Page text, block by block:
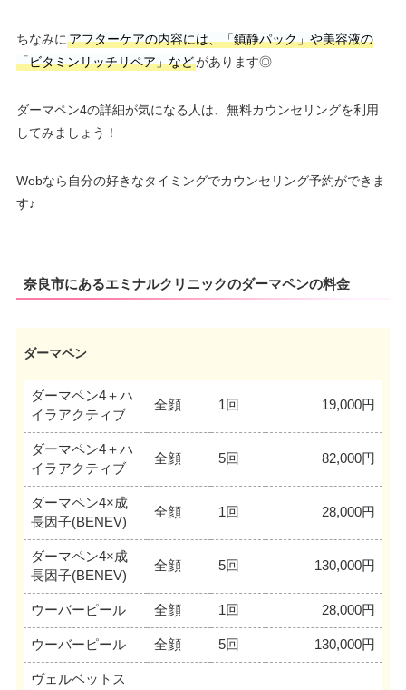
ちなみにアフターケアの内容には、「鎮静パック」や美容液の
「ビタミンリッチリペア」などがあります◎
ダーマペン4の詳細が気になる人は、無料カウンセリングを利用
してみましょう！
Webなら自分の好きなタイミングでカウンセリング予約ができま
す♪
奈良市にあるエミナルクリニックのダーマペンの料金
ダーマペン
ダーマペン4＋ハ
イラアクティブ
全顔 1回 19,000円
ダーマペン4＋ハ
イラアクティブ
全顔 5回 82,000円
ダーマペン4×成
長因子(BENEV)
全顔 1回 28,000円
ダーマペン4×成
長因子(BENEV)
全顔 5回 130,000円
ウーバーピール 全顔 1回 28,000円
ウーバーピール 全顔 5回 130,000円
ヴェルベットス